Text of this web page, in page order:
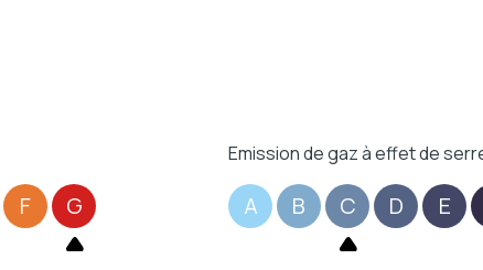
F G
Emission de gaz à effet de
A B C D E